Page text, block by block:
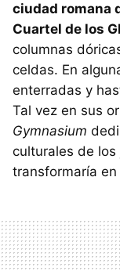
ciudad romana
Cuartel de los
columnas
celdas. En
enterradas y
Tal vez en sus
Gymnasium
culturales de
transformaría